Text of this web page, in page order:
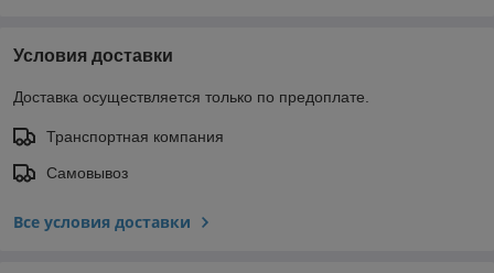
Условия доставки
Доставка осуществляется только по предоплате.
Транспортная компания
Самовывоз
Все условия доставки